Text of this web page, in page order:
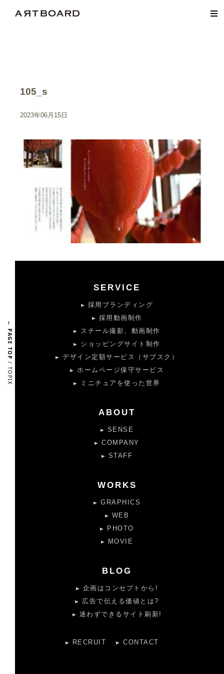
105_s
2023年06月15日
← PAGE TOP
/ TOPIX
SERVICE
採用ブランディング
採用動画制作
スチール撮影、動画制作
ショッピングサイト制作
デザイン定額サービス（サブスク）
ホームページ保守サービス
ミニチュアを使った世界
ABOUT
SENSE
COMPANY
STAFF
WORKS
GRAPHICS
WEB
PHOTO
MOVIE
BLOG
企画はコンセプトから!
広告で伝える価値とは?
迷わずできるサイト刷新!
RECRUIT CONTACT